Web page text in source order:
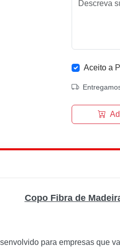
Aceito a
Copo Fibra de
para empresas que